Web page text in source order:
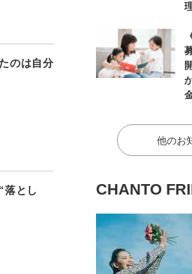
のは自分
落とし
他のお
CHANTO